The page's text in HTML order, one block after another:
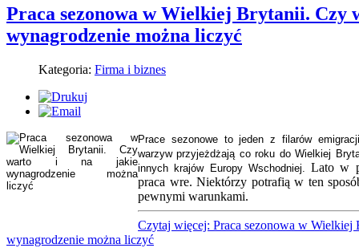
Praca sezonowa w Wielkiej Brytanii. Czy
wynagrodzenie można liczyć
Kategoria: Firma i biznes
Prace sezonowe to jeden z filarów
warzyw przyjeżdżają co roku do Wielkiej
innych krajów Europy Wschodniej. Lato w
praca wre. Niektórzy potrafią w ten
pewnymi warunkami.
Czytaj więcej: Praca sezonowa w
wynagrodzenie można liczyć